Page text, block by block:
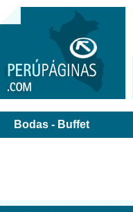
Bodas - Buffet